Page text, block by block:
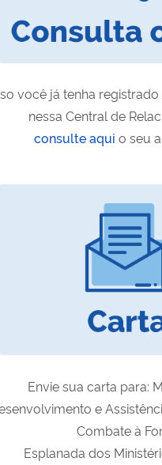
você já tenha
nessa Central de
consulte aqui o seu
Envie sua carta para:
e
Combate à
Esplanada dos